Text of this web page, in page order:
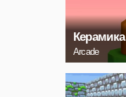
Керамика
Arcade